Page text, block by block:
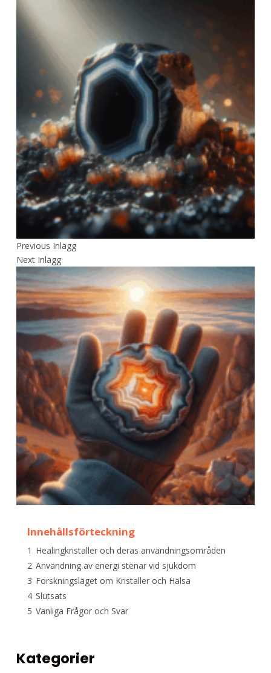
Previous Inlägg
Next Inlägg
Innehållsförteckning
1 Healingkristaller och deras användningsområden
2 Användning av energi stenar vid sjukdom
3 Forskningsläget om Kristaller och Hälsa
4 Slutsats
5 Vanliga Frågor och Svar
Kategorier